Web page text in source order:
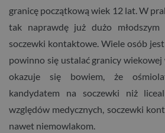
granicę początkową wiek 12 lat. W
tak naprawdę już dużo młodszym
soczewki kontaktowe. Wiele osób
powinno się ustalać granicy
okazuje się bowiem, że
kandydatem na soczewki niż
względów medycznych, soczewki
nawet niemowlakom.